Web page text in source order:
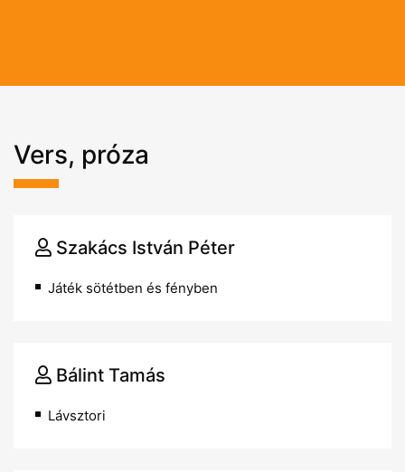
Vers, próza
Szakács István Péter
Játék sötétben és fényben
Bálint Tamás
Lávsztori